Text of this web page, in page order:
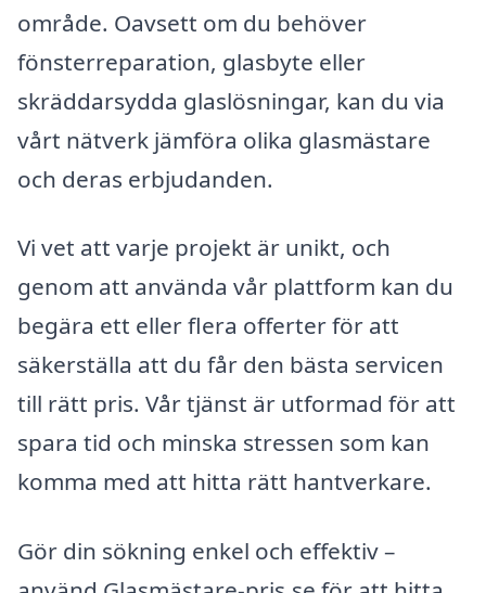
område. Oavsett om du behöver
fönsterreparation, glasbyte eller
skräddarsydda glaslösningar, kan du via
vårt nätverk jämföra olika glasmästare
och deras erbjudanden.
Vi vet att varje projekt är unikt, och
genom att använda vår plattform kan du
begära ett eller flera offerter för att
säkerställa att du får den bästa servicen
till rätt pris. Vår tjänst är utformad för att
spara tid och minska stressen som kan
komma med att hitta rätt hantverkare.
Gör din sökning enkel och effektiv –